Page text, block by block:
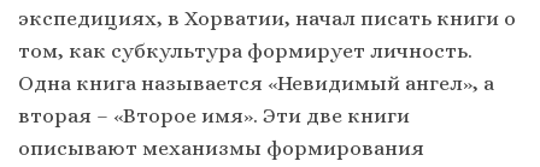
экспедициях, в Хорватии, начал писать книги о
том, как субкультура формирует личность.
Одна книга называется «Невидимый ангел», а
вторая – «Второе имя». Эти две книги
описывают механизмы формирования